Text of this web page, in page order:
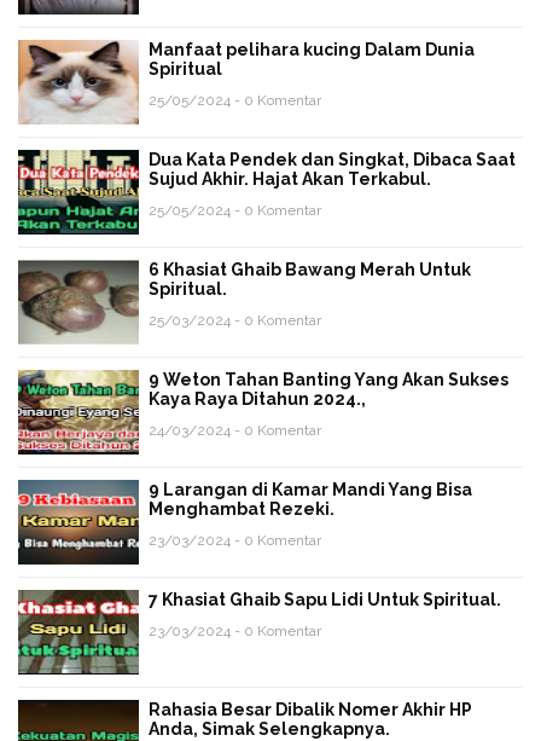
Manfaat pelihara kucing Dalam Dunia
Spiritual
25/05/2024 - 0 Komentar
Dua Kata Pendek dan Singkat, Dibaca Saat
Sujud Akhir. Hajat Akan Terkabul.
25/05/2024 - 0 Komentar
6 Khasiat Ghaib Bawang Merah Untuk
Spiritual.
25/03/2024 - 0 Komentar
9 Weton Tahan Banting Yang Akan Sukses
Kaya Raya Ditahun 2024.,
24/03/2024 - 0 Komentar
9 Larangan di Kamar Mandi Yang Bisa
Menghambat Rezeki.
23/03/2024 - 0 Komentar
7 Khasiat Ghaib Sapu Lidi Untuk Spiritual.
23/03/2024 - 0 Komentar
Rahasia Besar Dibalik Nomer Akhir HP
Anda, Simak Selengkapnya.